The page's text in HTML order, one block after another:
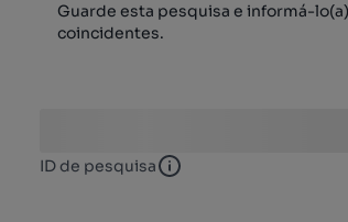
Guarde esta pesquisa e informá-
coincidentes.
ID de pesquisa ID de pesquisa